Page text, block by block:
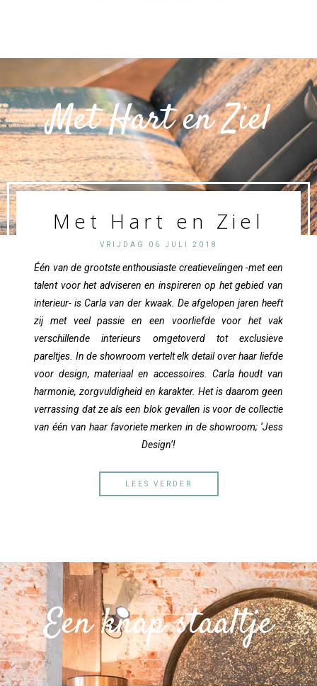
Met Hart en Ziel
Met Hart en Ziel
VRIJDAG 06 JULI 2018
Één van de grootste enthousiaste creatievelingen -met een
talent voor het adviseren en inspireren op het gebied van
interieur- is Carla van der kwaak. De afgelopen jaren heeft
zij met veel passie en een voorliefde voor het vak
verschillende interieurs omgetoverd tot exclusieve
pareltjes. In de showroom vertelt elk detail over haar liefde
voor design, materiaal en accessoires. Carla houdt van
harmonie, zorgvuldigheid en karakter. Het is daarom geen
verrassing dat ze als een blok gevallen is voor de collectie
van één van haar favoriete merken in de showroom; ‘Jess
Design’!
LEES VERDER
Een knap staaltje